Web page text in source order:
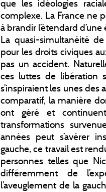
que les idéologies
complexe. La France ne
à brandir l’étendard
La quasi-simultanéité
pour les droits civiques
pas un accident.
ces luttes de libération
s’inspiraient les unes des
comparatif, la manière
ont géré et
transformations
années peut s’avérer
gauche, ce travail est
personnes telles que
différemment de
l’aveuglement de la